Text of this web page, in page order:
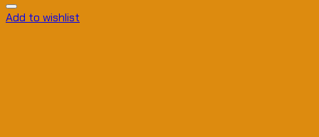
Add to wishlist